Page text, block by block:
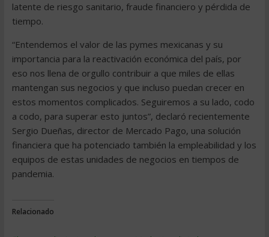
latente de riesgo sanitario, fraude financiero y pérdida de
tiempo.
“Entendemos el valor de las pymes mexicanas y su
importancia para la reactivación económica del país, por
eso nos llena de orgullo contribuir a que miles de ellas
mantengan sus negocios y que incluso puedan crecer en
estos momentos complicados. Seguiremos a su lado, codo
a codo, para superar esto juntos”, declaró recientemente
Sergio Dueñas, director de Mercado Pago, una solución
financiera que ha potenciado también la empleabilidad y los
equipos de estas unidades de negocios en tiempos de
pandemia.
Relacionado